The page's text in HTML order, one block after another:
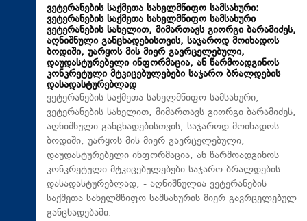
ვეტერანების საქმეთა სახელმწიფო სამსახური:
ვეტერანების საქმეთა სახელმწიფო სამსახური
ვეტერანების სახელით, მიმართავს გიორგი ბარამიძეს,
აღნიშნული განცხადებისთვის, საჯაროდ მოიხადოს
ბოდიში, უარყოს მის მიერ გავრცელებული,
დაუდასტურებელი ინფორმაცია, ან წარმოადგინოს
კონკრეტული მტკიცებულებები საჯარო ბრალდების
დასადასტურებლად
ვეტერანების საქმეთა სახელმწიფო სამსახური,
ვეტერანების სახელით, მიმართავს გიორგი ბარამიძეს,
აღნიშნული განცხადებისთვის, საჯაროდ მოიხადოს
ბოდიში, უარყოს მის მიერ გავრცელებული,
დაუდასტურებელი ინფორმაცია, ან წარმოადგინოს
კონკრეტული მტკიცებულებები საჯარო ბრალდების
დასადასტურებლად, - აღნიშნულია ვეტერანების
საქმეთა სახელმწიფო სამსახურის მიერ გავრცელებულ
განცხადებაში.